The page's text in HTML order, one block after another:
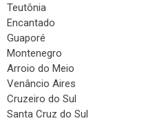
Teutônia
Encantado
Guaporé
Montenegro
Arroio do Meio
Venâncio Aires
Cruzeiro do Sul
Santa Cruz do Sul